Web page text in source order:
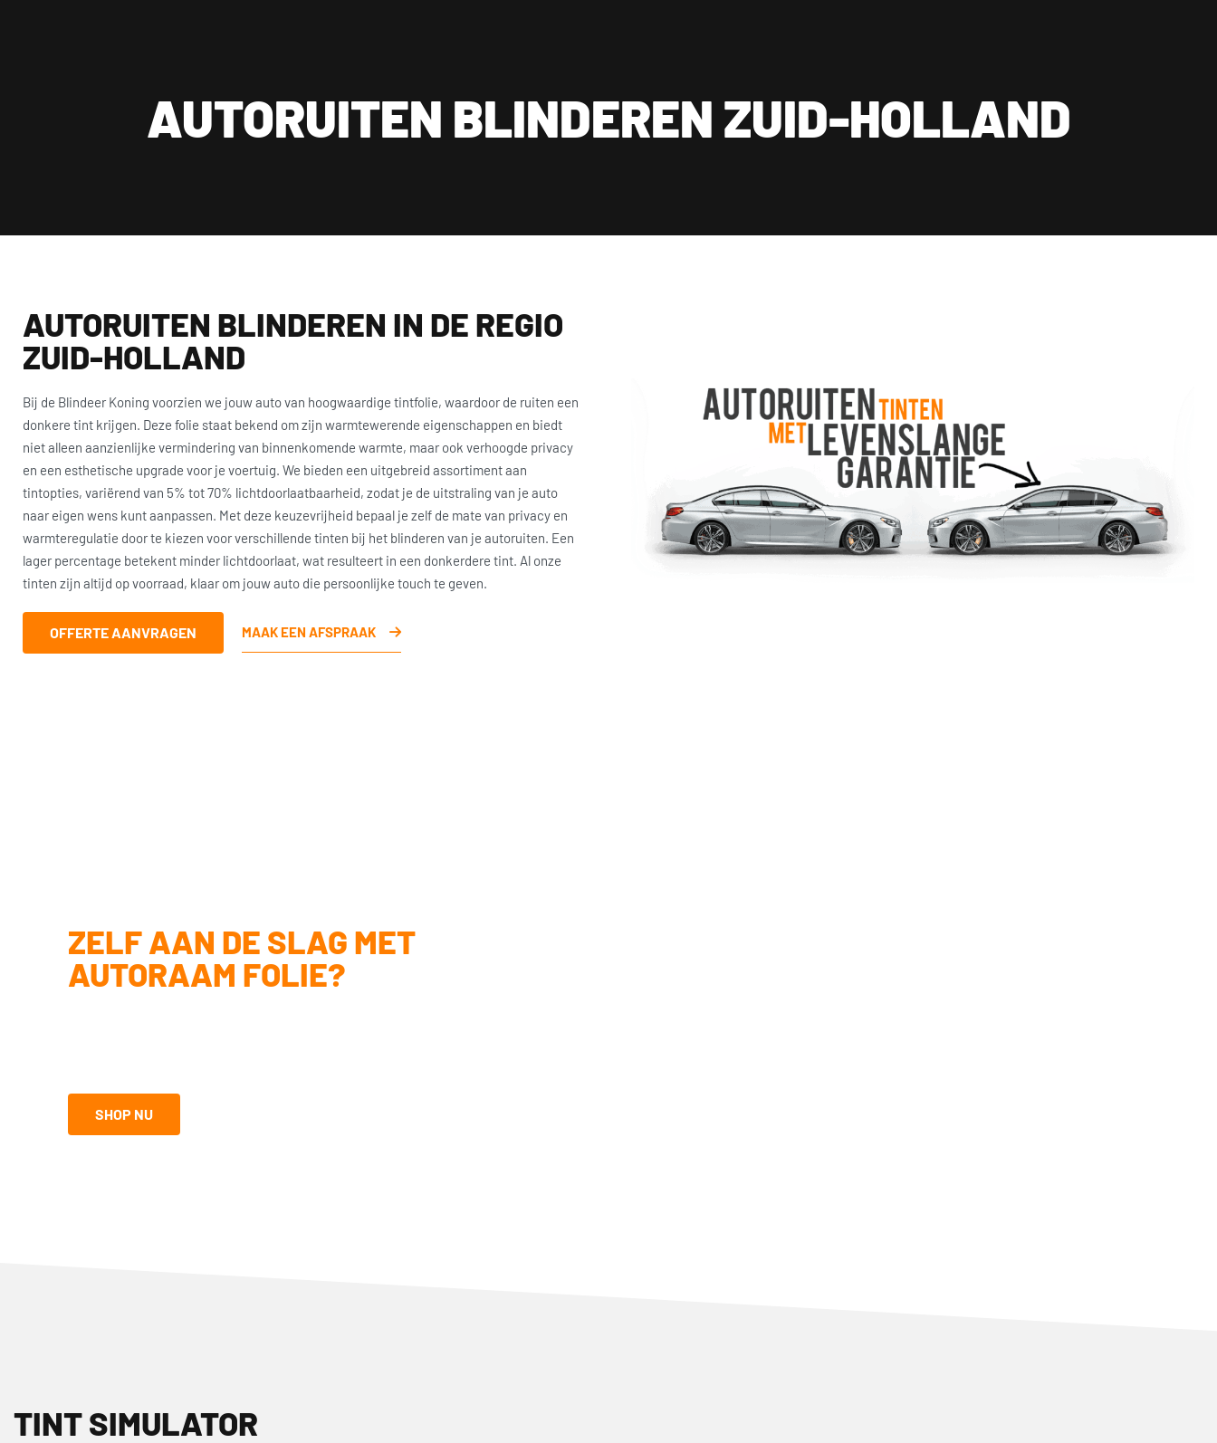
Carstyling Diensten Informatie PortfolioShop Over ons Contact
AUTORUITEN BLINDEREN ZUID-HOLLAND
AUTORUITEN BLINDEREN IN DE REGIO
ZUID-HOLLAND
Bij de Blindeer Koning voorzien we jouw auto van hoogwaardige tintfolie, waardoor de ruiten een
donkere tint krijgen. Deze folie staat bekend om zijn warmtewerende eigenschappen en biedt
niet alleen aanzienlijke vermindering van binnenkomende warmte, maar ook verhoogde privacy
en een esthetische upgrade voor je voertuig. We bieden een uitgebreid assortiment aan
tintopties, variërend van 5% tot 70% lichtdoorlaatbaarheid, zodat je de uitstraling van je auto
naar eigen wens kunt aanpassen. Met deze keuzevrijheid bepaal je zelf de mate van privacy en
warmteregulatie door te kiezen voor verschillende tinten bij het blinderen van je autoruiten. Een
lager percentage betekent minder lichtdoorlaat, wat resulteert in een donkerdere tint. Al onze
tinten zijn altijd op voorraad, klaar om jouw auto die persoonlijke touch te geven.
OFFERTE AANVRAGEN MAAK EEN AFSPRAAK
ZELF AAN DE SLAG MET
AUTORAAM FOLIE?
SHOP NU
TINT SIMULATOR